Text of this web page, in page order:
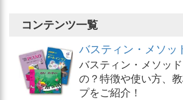
コンテンツ一覧
バスティン・メソッ
バスティン・メソッ
の？特徴や使い方、
プをご紹介！